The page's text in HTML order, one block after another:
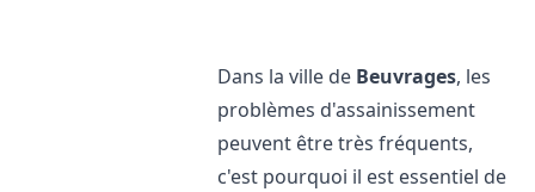
Dans la ville de Beuvrages, les
problèmes d'assainissement
peuvent être très fréquents,
c'est pourquoi il est essentiel de